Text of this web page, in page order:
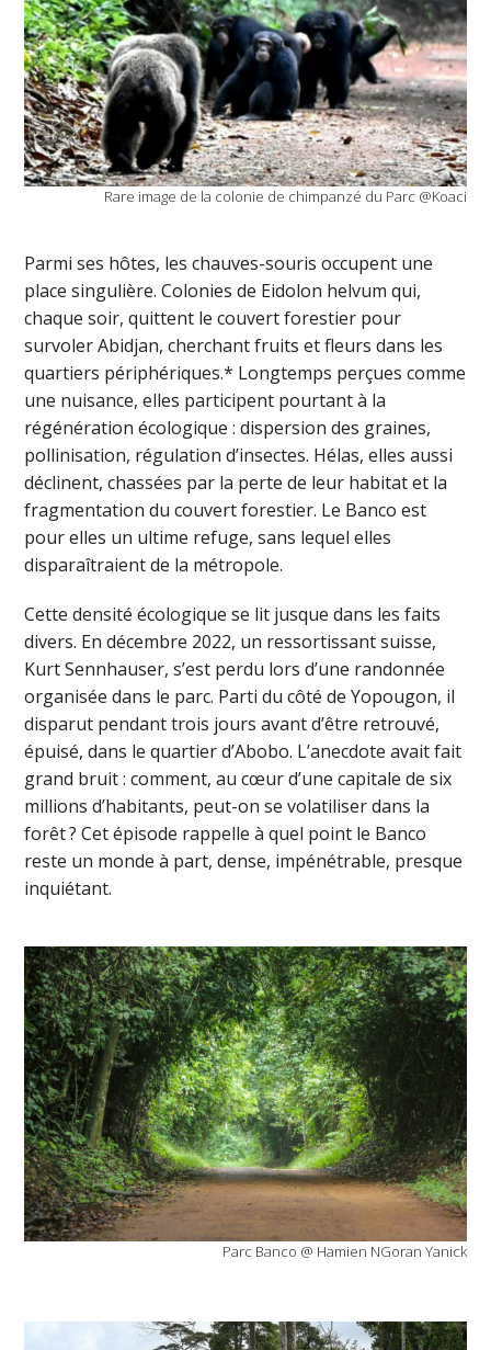
Rare image de la colonie de chimpanzé du Parc @Koaci
Parmi ses hôtes, les chauves-souris occupent une
place singulière. Colonies de Eidolon helvum qui,
chaque soir, quittent le couvert forestier pour
survoler Abidjan, cherchant fruits et fleurs dans les
quartiers périphériques.* Longtemps perçues comme
une nuisance, elles participent pourtant à la
régénération écologique : dispersion des graines,
pollinisation, régulation d’insectes. Hélas, elles aussi
déclinent, chassées par la perte de leur habitat et la
fragmentation du couvert forestier. Le Banco est
pour elles un ultime refuge, sans lequel elles
disparaîtraient de la métropole.
Cette densité écologique se lit jusque dans les faits
divers. En décembre 2022, un ressortissant suisse,
Kurt Sennhauser, s’est perdu lors d’une randonnée
organisée dans le parc. Parti du côté de Yopougon, il
disparut pendant trois jours avant d’être retrouvé,
épuisé, dans le quartier d’Abobo. L’anecdote avait fait
grand bruit : comment, au cœur d’une capitale de six
millions d’habitants, peut-on se volatiliser dans la
forêt ? Cet épisode rappelle à quel point le Banco
reste un monde à part, dense, impénétrable, presque
inquiétant.
Parc Banco @ Hamien NGoran Yanick